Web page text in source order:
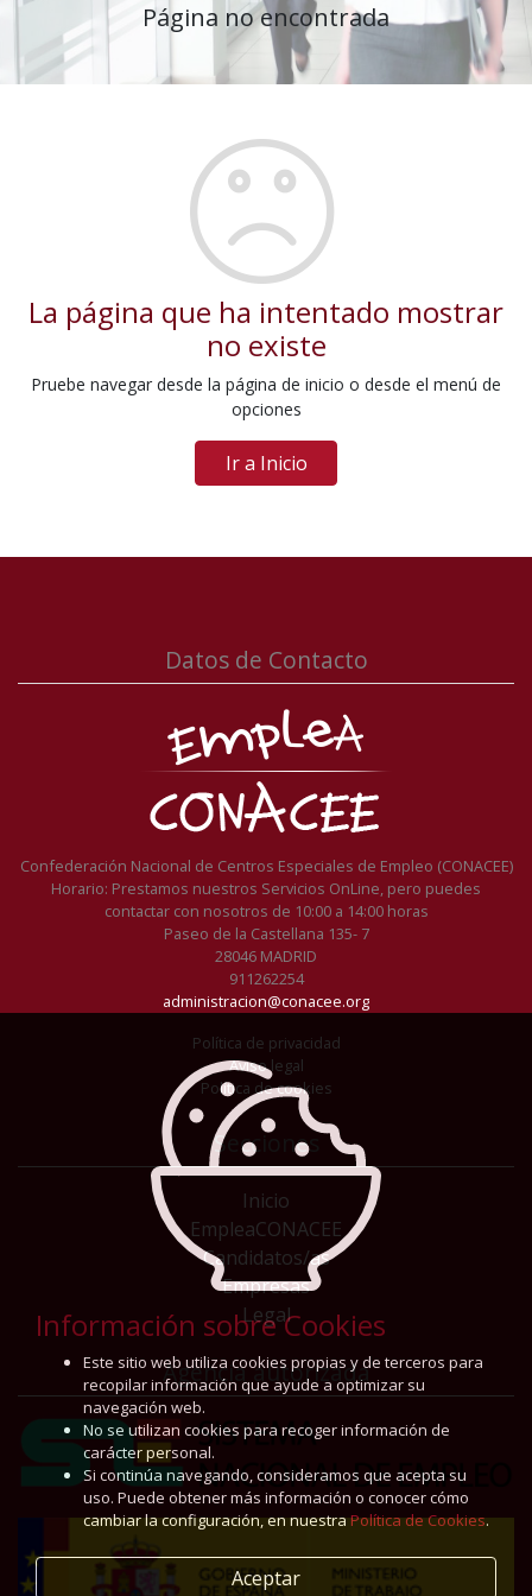
Página no encontrada
La página que ha intentado mostrar
no existe
Pruebe navegar desde la página de inicio o desde el menú de
opciones
Ir a Inicio
Datos de Contacto
Confederación Nacional de Centros Especiales de Empleo (CONACEE)
Horario: Prestamos nuestros Servicios OnLine, pero puedes
contactar con nosotros de 10:00 a 14:00 horas
Paseo de la Castellana 135- 7
28046 MADRID
911262254
administracion@conacee.org
Política de privacidad
Aviso legal
Política de cookies
Secciones
Inicio
EmpleaCONACEE
Candidatos/as
Empresas
Legal
Agencia autorizada
Información sobre Cookies
Este sitio web utiliza cookies propias y de terceros para
recopilar información que ayude a optimizar su
navegación web.
No se utilizan cookies para recoger información de
carácter personal.
Si continúa navegando, consideramos que acepta su
uso. Puede obtener más información o conocer cómo
cambiar la configuración, en nuestraPolítica de Cookies.
Aceptar